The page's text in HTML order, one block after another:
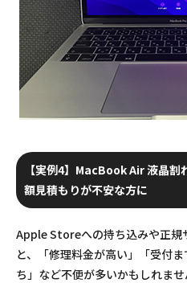
【実例4】MacBook Air 液晶
額見積もりが不安な方に
Apple Storeへの持ち込みや正規
と、「修理料金が高い」「受付
ち」など不便が多いかもしれませ